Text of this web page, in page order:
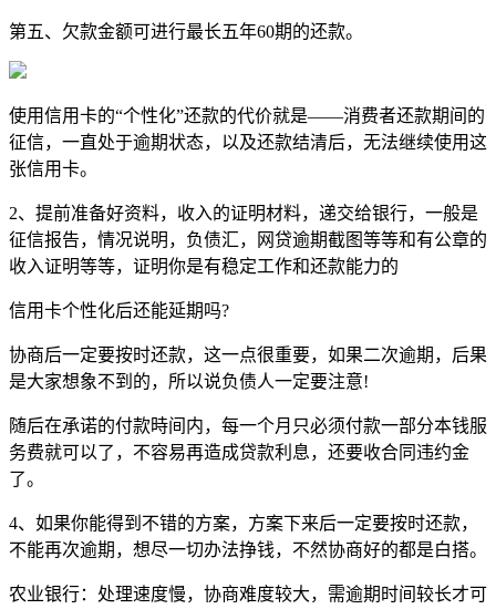
第五、欠款金额可进行最长五年60期的还款。
使用信用卡的“个性化”还款的代价就是——消费者还款期间的
征信，一直处于逾期状态，以及还款结清后，无法继续使用这
张信用卡。
2、提前准备好资料，收入的证明材料，递交给银行，一般是
征信报告，情况说明，负债汇，网贷逾期截图等等和有公章的
收入证明等等，证明你是有稳定工作和还款能力的
信用卡个性化后还能延期吗?
协商后一定要按时还款，这一点很重要，如果二次逾期，后果
是大家想象不到的，所以说负债人一定要注意!
随后在承诺的付款時间内，每一个月只必须付款一部分本钱服
务费就可以了，不容易再造成贷款利息，还要收合同违约金
了。
4、如果你能得到不错的方案，方案下来后一定要按时还款，
不能再次逾期，想尽一切办法挣钱，不然协商好的都是白搭。
农业银行：处理速度慢，协商难度较大，需逾期时间较长才可